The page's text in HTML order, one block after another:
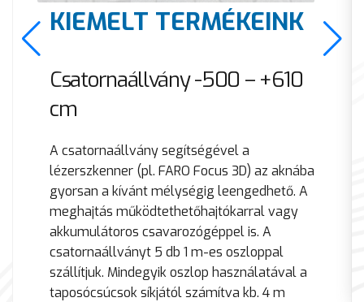
KIEMELT TERMÉKEINK
Csatornaállvány -500 – +610
cm
A csatornaállvány segítségével a
lézerszkenner (pl. FARO Focus 3D) az aknába
gyorsan a kívánt mélységig leengedhető. A
meghajtás működtethetőhajtókarral vagy
akkumulátoros csavarozógéppel is. A
csatornaállványt 5 db 1 m-es oszloppal
szállítjuk. Mindegyik oszlop használatával a
taposócsúcsok síkjától számítva kb. 4 m